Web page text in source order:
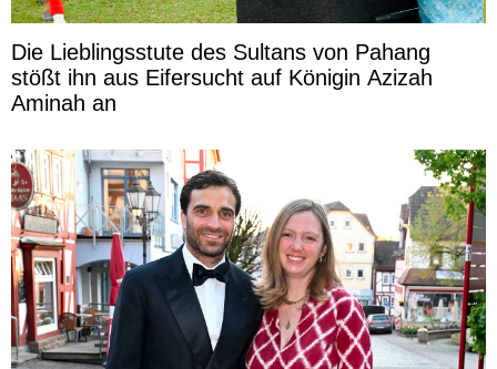
Die Lieblingsstute des Sultans von Pahang
stößt ihn aus Eifersucht auf Königin Azizah
Aminah an